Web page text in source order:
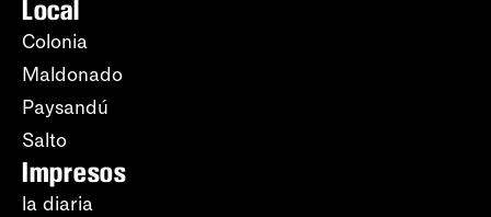
Local
Colonia
Maldonado
Paysandú
Salto
Impresos
la diaria